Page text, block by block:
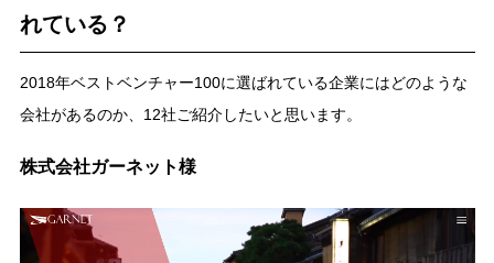
れている？
2018年ベストベンチャー100に選ばれている企業にはどのような
会社があるのか、12社ご紹介したいと思います。
株式会社ガーネット様